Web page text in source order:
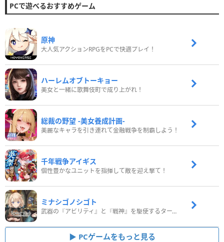
PCで遊べるおすすめゲーム
原神
大人気アクションRPGをPCで快適プレイ！
ハーレムオブトーキョー
美女と一緒に歌舞伎町で成り上がれ！
総裁の野望 -美女養成計画-
美麗なキャラを引き連れて金融戦争を制覇しよう！
千年戦争アイギス
個性豊かなユニットを指揮して敵を迎え撃て！
ミナシゴノシゴト
武器の『アビリティ』と『戦神』を駆使するターン制コマンドバトルRPG！
PCゲームをもっと見る